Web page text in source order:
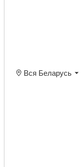
Вся Беларусь